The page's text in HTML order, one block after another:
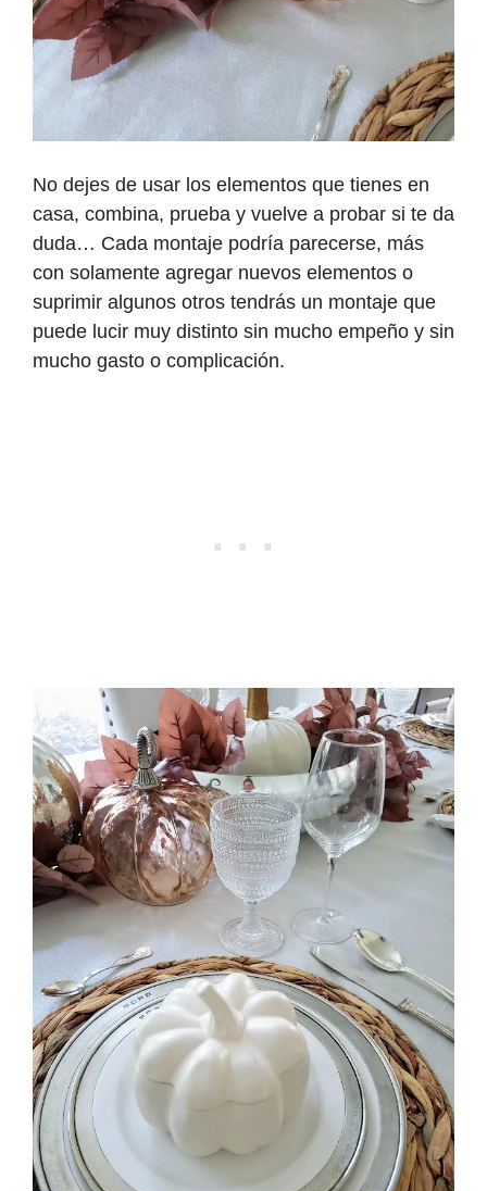
No dejes de usar los elementos que tienes en
casa, combina, prueba y vuelve a probar si te da
duda… Cada montaje podría parecerse, más
con solamente agregar nuevos elementos o
suprimir algunos otros tendrás un montaje que
puede lucir muy distinto sin mucho empeño y sin
mucho gasto o complicación.